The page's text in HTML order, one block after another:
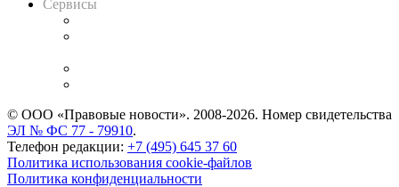
Сервисы
© ООО «Правовые новости». 2008-2026. Номер свидетельства
ЭЛ № ФС 77 - 79910.
Телефон редакции: +7 (495) 645 37 60
Политика использования cookie-файлов
Политика конфиденциальности